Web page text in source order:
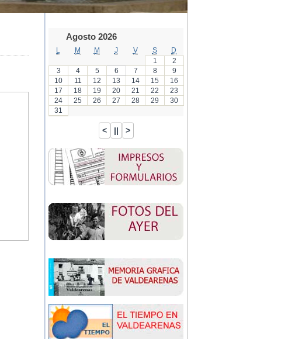
Agosto 2026
M M J V S
D
1
2
3
4 5 6 7 8
9
10
11 12 13 14 15
16
17
18 19 20 21 22
23
24
25 26 27 28 29
30
31